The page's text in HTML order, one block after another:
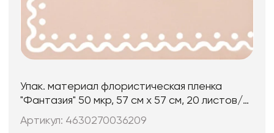
Упак. материал флористическая пленка
"Фантазия" 50 мкр, 57 см х 57 см, 20 листов/
упак., пудровый
Артикул: 4630270036209